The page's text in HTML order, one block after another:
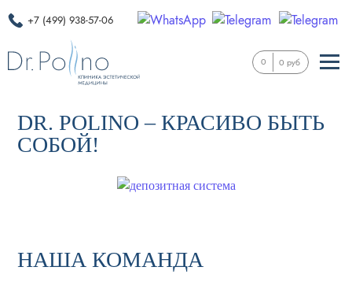
+7 (499) 938-57-06
0 0 руб
DR. POLINO – КРАСИВО БЫТЬ
СОБОЙ!
НАША КОМАНДА